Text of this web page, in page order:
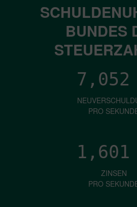
BUNDES
7,052
PRO
1,601
ZINSEN
PRO